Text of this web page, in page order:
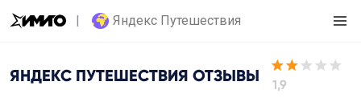
Яндекс Путешествия
ЯНДЕКС ПУТЕШЕСТВИЯ ОТЗЫВЫ 1,9